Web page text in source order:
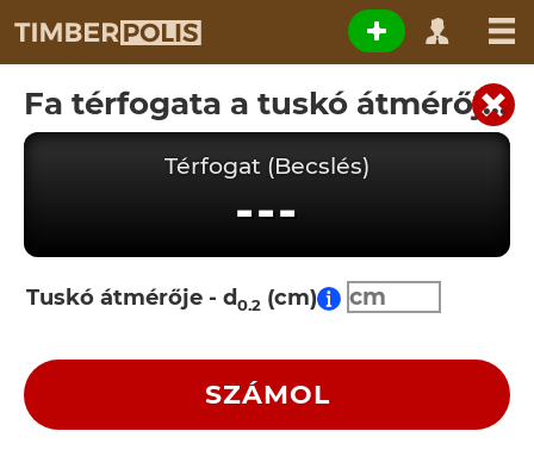
Fa térfogata a tuskó átmérője alapján
Térfogat (Becslés)
---
Tuskó átmérője - d0.2 (cm)
SZÁMOL